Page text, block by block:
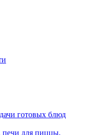
готовых блюд
для пиццы,